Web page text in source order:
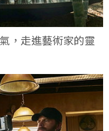
，走進藝術家的靈